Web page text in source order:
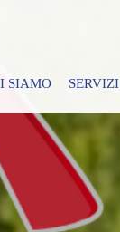
SIAMO SERVIZI